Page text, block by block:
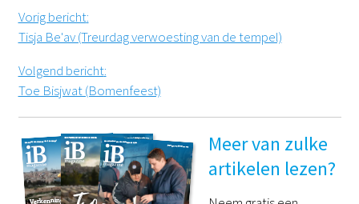
Vorig bericht:
Tisja Be'av (Treurdag verwoesting van de tempel)
Volgend bericht:
Toe Bisjwat (Bomenfeest)
Meer van zulke
artikelen lezen?